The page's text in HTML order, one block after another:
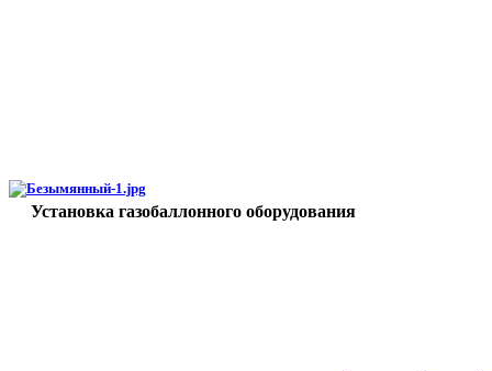
Установка газобаллонного оборудования